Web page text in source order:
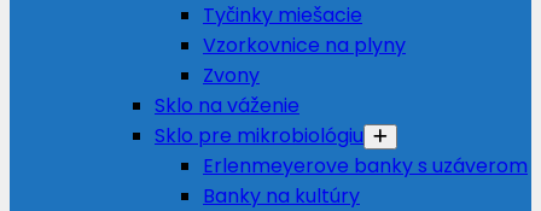
Tyčinky miešacie
Vzorkovnice na plyny
Zvony
Sklo na váženie
Sklo pre mikrobiológiu
Erlenmeyerove banky s uzáverom
Banky na kultúry